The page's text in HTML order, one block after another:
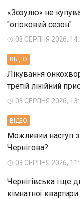
«Зозулю» не
"огірковий сезон"
08 СЕРПНЯ 2026,
ВIДЕО
Лікування
третій лінійний
08 СЕРПНЯ 2026,
ВIДЕО
Можливий наступ з
Чернігова?
08 СЕРПНЯ 2026,
Чернігівська і ще
кімнатної